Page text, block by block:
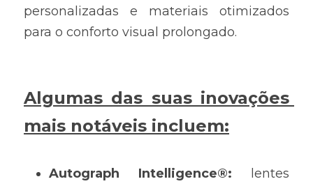
personalizadas e materiais otimizados
para o conforto visual prolongado.
Algumas das suas inovações
mais notáveis incluem:
Autograph Intelligence®:
lentes